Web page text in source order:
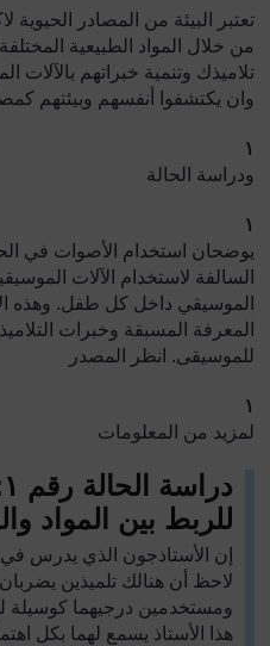
تعتبر البيئة من المصادر الحيوية
من خلال المواد الطبيعية
تلاميذك وتنمية خبراتهم بالآلات
وان يكتشفوا أنفسهم وبيئتهم
١
ودراسة الحالة
١
يوضحان استخدام الأصوات في
السالفة لاستخدام الآلات
الموسيقي داخل كل طفل. وهذه
المعرفة المسبقة وخبرات
للموسيقى. انظر المصدر
١
لمزيد من المعلومات
دراسة الحالة رقم ١
للربط بين المواد
إن الأستاذجون الذي يدرس
لاحظ أن هنالك تلميذين
ومستخدمين درجيهما كوسيلة
هذا الأستاذ يسمع لهما بكل